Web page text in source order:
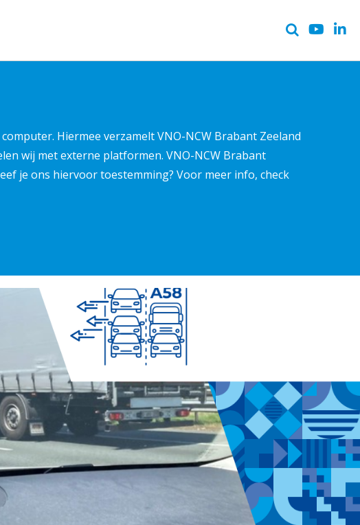
Hiermee verzamelt VNO-NCW Brabant Zeeland
wij met externe platformen. VNO-NCW Brabant
je ons hiervoor toestemming? Voor meer info, check